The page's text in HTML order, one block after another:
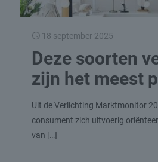
18 september 2025
Deze soorten
zijn het meest
Uit de Verlichting Marktmonitor
consument zich uitvoerig
van […]